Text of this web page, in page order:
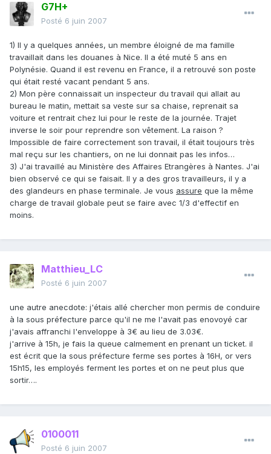
G7H+
Posté 6 juin 2007
1) Il y a quelques années, un membre éloigné de ma famille
travaillait dans les douanes à Nice. Il a été muté 5 ans en
Polynésie. Quand il est revenu en France, il a retrouvé son poste
qui était resté vacant pendant 5 ans.
2) Mon père connaissait un inspecteur du travail qui allait au
bureau le matin, mettait sa veste sur sa chaise, reprenait sa
voiture et rentrait chez lui pour le reste de la journée. Trajet
inverse le soir pour reprendre son vêtement. La raison ?
Impossible de faire correctement son travail, il était toujours très
mal reçu sur les chantiers, on ne lui donnait pas les infos…
3) J'ai travaillé au Ministère des Affaires Etrangères à Nantes. J'ai
bien observé ce qui se faisait. Il y a des gros travailleurs, il y a
des glandeurs en phase terminale. Je vous assure que la même
charge de travail globale peut se faire avec 1/3 d'effectif en
moins.
Matthieu_LC
Posté 6 juin 2007
une autre anecdote: j'étais allé chercher mon permis de conduire
à la sous préfecture parce qu'il ne me l'avait pas enovoyé car
j'avais affranchi l'enveloppe à 3€ au lieu de 3.03€.
j'arrive à 15h, je fais la queue calmement en prenant un ticket. il
est écrit que la sous préfecture ferme ses portes à 16H, or vers
15h15, les employés ferment les portes et on ne peut plus que
sortir….
0100011
Posté 6 juin 2007